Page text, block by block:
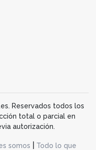
Reservados todos los
total o parcial en
autorización.
somos Todo lo que